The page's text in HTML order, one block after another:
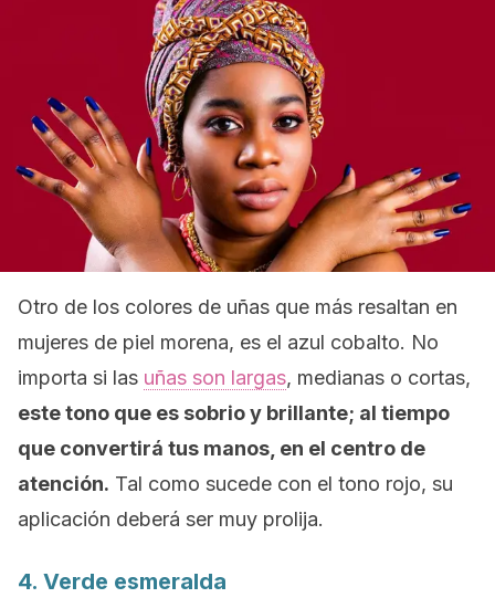
Otro de los colores de uñas que más resaltan en
mujeres de piel morena, es el azul cobalto. No
importa si las uñas son largas, medianas o cortas,
este tono que es sobrio y brillante; al tiempo
que convertirá tus manos, en el centro de
atención. Tal como sucede con el tono rojo, su
aplicación deberá ser muy prolija.
4. Verde esmeralda